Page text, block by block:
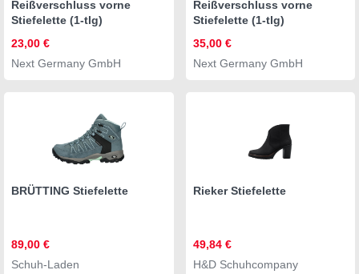
Reißverschluss vorne
Stiefelette (1-tlg)
23,00 €
Next Germany GmbH
Reißverschluss vorne
Stiefelette (1-tlg)
35,00 €
Next Germany GmbH
BRÜTTING Stiefelette
89,00 €
Schuh-Laden
Rieker Stiefelette
49,84 €
H&D Schuhcompany